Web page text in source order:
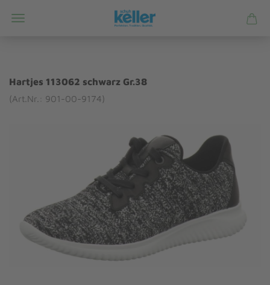
Hartjes 113062 schwarz Gr.38
(Art.Nr.: 901-00-9174)